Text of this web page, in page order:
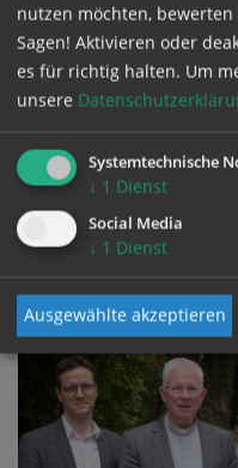
"Wasserwerk finanziert
06.07.2026 20:43
Caritas-Österreich-
Kathpress-Gespräch über
FOTO
nutzen möchten,
Sagen! Aktivieren oder
es für richtig halten. Um
unsere
Systemtechnische
↓ 1 Dienst
Social Media
↓ 1 Dienst
Ausgewählte akzeptieren